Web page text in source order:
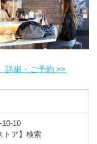
詳細・ご予約 >>
10-10
トア】検索